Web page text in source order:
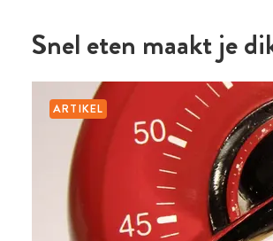
Snel eten maakt je
ARTIKEL